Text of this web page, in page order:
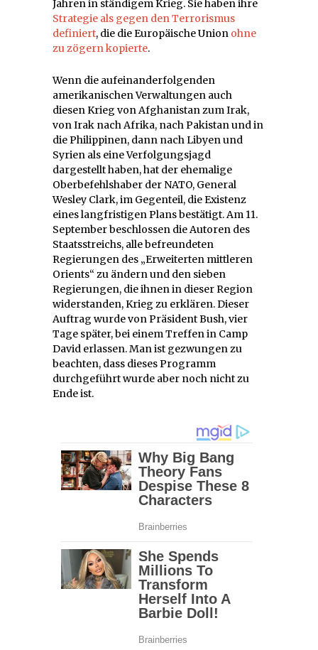
Jahren in ständigem Krieg. Sie haben ihre
Strategie als gegen den Terrorismus
definiert, die die Europäische Union ohne
zu zögern kopierte.
Wenn die aufeinanderfolgenden
amerikanischen Verwaltungen auch
diesen Krieg von Afghanistan zum Irak,
von Irak nach Afrika, nach Pakistan und in
die Philippinen, dann nach Libyen und
Syrien als eine Verfolgungsjagd
dargestellt haben, hat der ehemalige
Oberbefehlshaber der NATO, General
Wesley Clark, im Gegenteil, die Existenz
eines langfristigen Plans bestätigt. Am 11.
September beschlossen die Autoren des
Staatsstreichs, alle befreundeten
Regierungen des „Erweiterten mittleren
Orients“ zu ändern und den sieben
Regierungen, die ihnen in dieser Region
widerstanden, Krieg zu erklären. Dieser
Auftrag wurde von Präsident Bush, vier
Tage später, bei einem Treffen in Camp
David erlassen. Man ist gezwungen zu
beachten, dass dieses Programm
durchgeführt wurde aber noch nicht zu
Ende ist.